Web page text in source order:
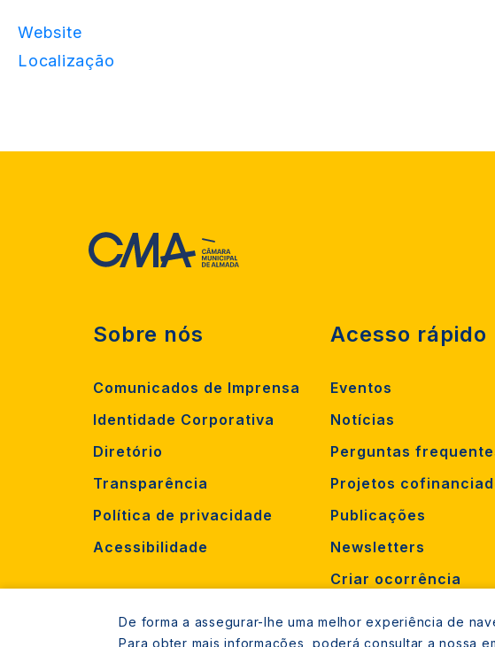
Website
Localização
Sobre nós
Comunicados de Imprensa
Identidade Corporativa
Diretório
Transparência
Política de privacidade
Acessibilidade
Acesso rápido
Eventos
Notícias
Perguntas
Projetos
Publicações
Newsletters
Criar ocorrência
De forma a assegurar-lhe uma melhor experiência de
Para obter mais informações, poderá consultar a nossa